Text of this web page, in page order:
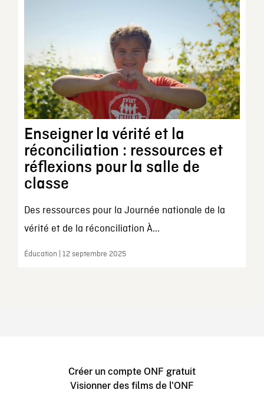
Enseigner la vérité et la
réconciliation : ressources et
réflexions pour la salle de
classe
Des ressources pour la Journée nationale de la
vérité et de la réconciliation À...
Éducation | 12 septembre 2025
Créer un compte ONF gratuit
Visionner des films de l'ONF